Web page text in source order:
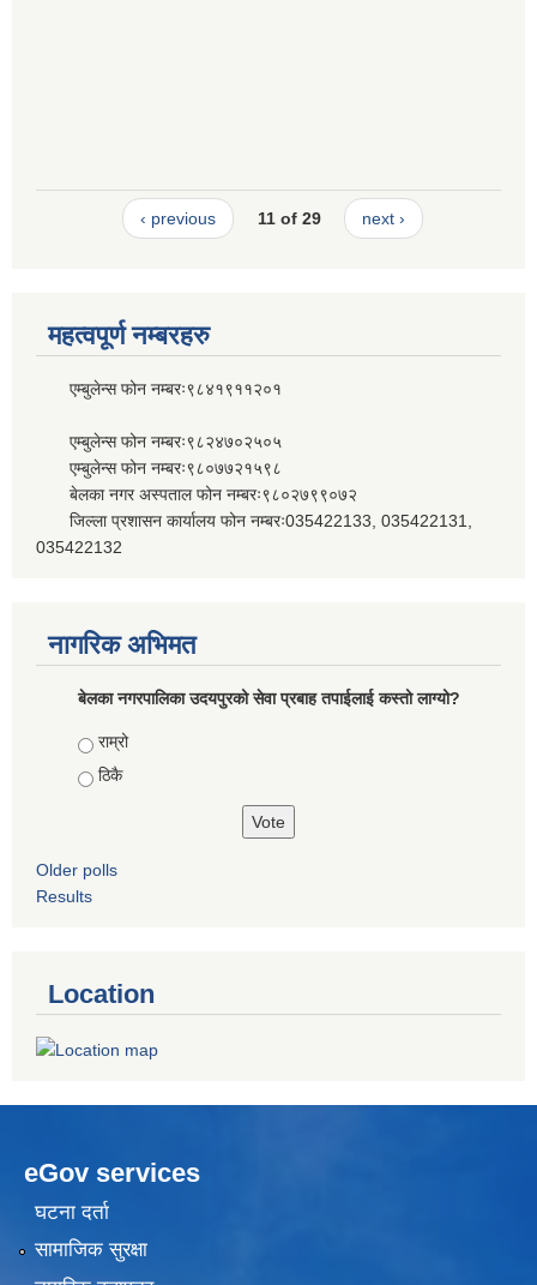
‹ previous 11 of 29 next ›
महत्वपूर्ण नम्बरहरु
एम्बुलेन्स फोन नम्बरः९८४१९११२०१
एम्बुलेन्स फोन नम्बरः९८२४७०२५०५
एम्बुलेन्स फोन नम्बरः९८०७७२१५९८
बेलका नगर अस्पताल फोन नम्बरः९८०२७९९०७२
जिल्ला प्रशासन कार्यालय फोन नम्बरः035422133, 035422131,
035422132
नागरिक अभिमत
बेलका नगरपालिका उदयपुरको सेवा प्रबाह तपाईलाई कस्तो लाग्यो?
Choices
राम्रो
ठिकै
Older polls
Results
Location
eGov services
घटना दर्ता
सामाजिक सुरक्षा